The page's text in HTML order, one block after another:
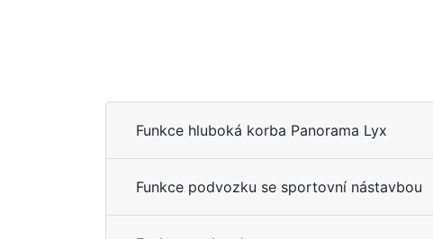
Funkce hluboká korba Panorama Lyx
Funkce podvozku se sportovní nástavbou